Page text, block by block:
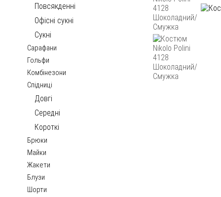
Повсякденні
Офісні сукні
Сукні
Сарафани
Гольфи
Комбінезони
Спідниці
Довгі
Середні
Короткі
Брюки
Майки
Жакети
Блузи
Шорти